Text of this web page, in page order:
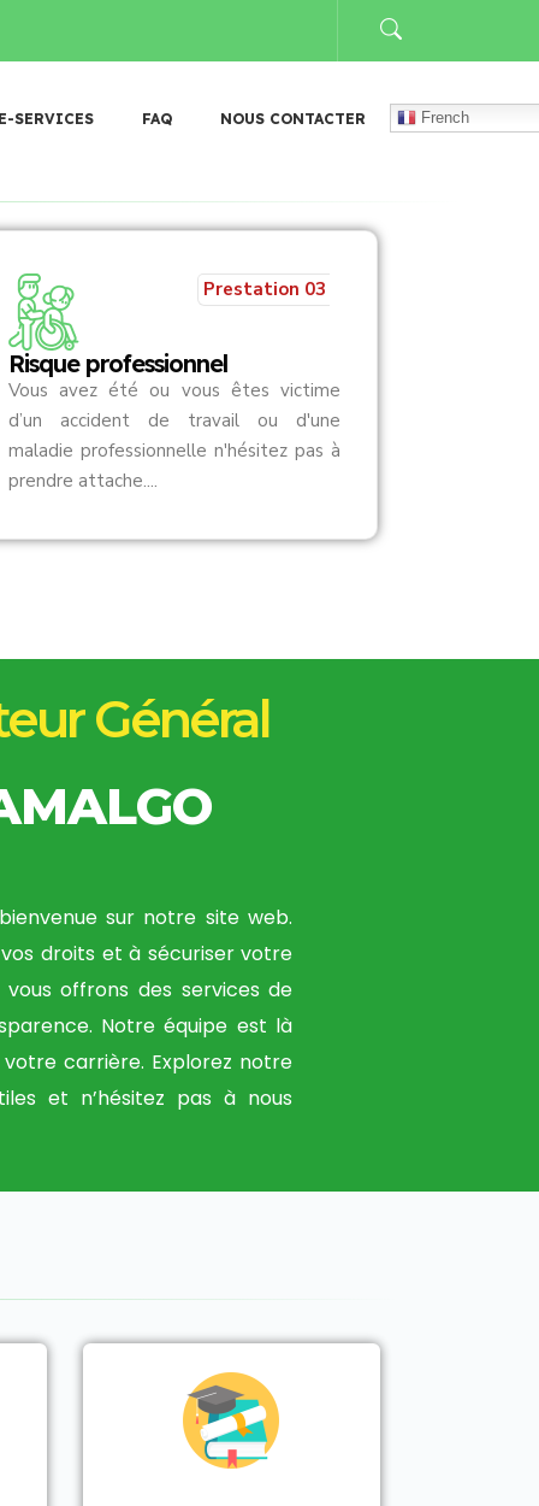
E-SERVICES FAQ NOUS CONTACTER French
Prestation 03
Risque professionnel
Vous avez été ou vous êtes victime
d’un accident de travail ou d'une
maladie professionnelle n'hésitez pas à
prendre attache....
Général
sur notre site web.
droits et à sécuriser votre
offrons des services de
Notre équipe est là
carrière. Explorez notre
et n’hésitez pas à nous